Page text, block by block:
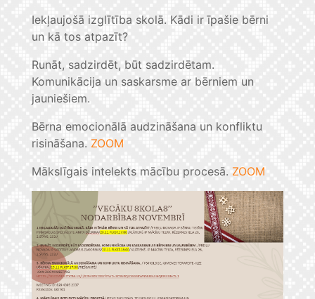
Iekļaujošā izglītība skolā. Kādi ir īpašie bērni
un kā tos atpazīt?
Runāt, sadzirdēt, būt sadzirdētam.
Komunikācija un saskarsme ar bērniem un
jauniešiem.
Bērna emocionālā audzināšana un konfliktu
risināšana. ZOOM
Mākslīgais intelekts mācību procesā. ZOOM